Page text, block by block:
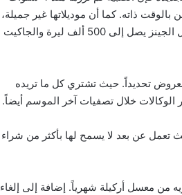
بالوقت ذاته. كما أن موديلاتها غير جميلة،
والألبسة المستوردة أو المهربة جيدة الصنع إلا أنها مرتفعة الثمن، مثلا بنطال الجينز يصل إلى 500 ألف ليرة والجاكيت
العروض تحديداً. حيث تشتري كل ما تريده
الوكالات خلال تصفيات آخر الموسم أيضاً.
تعمل عن بعد لا يسمح لها بأكثر من شراء
من معسل أركيلة شهرياً. إضافة إلى إلغاء